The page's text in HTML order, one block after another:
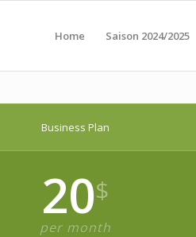
Home Saison 2024/2025
Business Plan
20$
per month